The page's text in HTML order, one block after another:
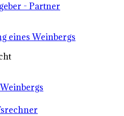
- Partner
eines Weinbergs